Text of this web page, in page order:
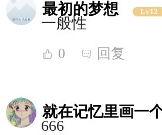
最初的梦想 Lv12
一般性
0 回复
就在记忆里画一
666